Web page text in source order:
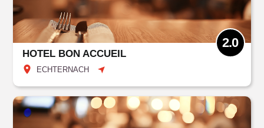
HOTEL BON ACCUEIL
ECHTERNACH
2.0